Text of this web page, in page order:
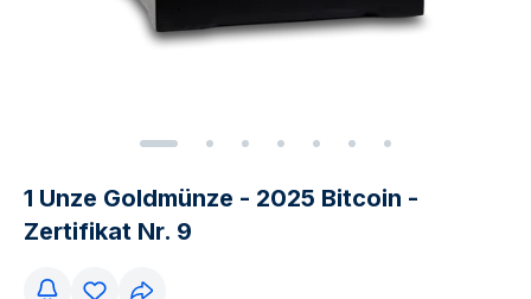
1 Unze Goldmünze - 2025 Bitcoin -
Zertifikat Nr. 9